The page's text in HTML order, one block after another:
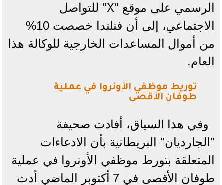
الرسمي على موقع "X" للتواصل
الاجتماعي، إلى أن فنلندا خصصت 10%
من أموال المساعدات الخارجية للوكالة هذا
العام.
توريط موظفي الأونروا في عملية
طوفان الأقصى
وفي هذا السياق، أفادت صحيفة
"الجارديان" البريطانية بأن الادعاءات
المتعلقة بتورط موظفي الأونروا في عملية
طوفان الأقصى في 7 أكتوبر الماضي أدت